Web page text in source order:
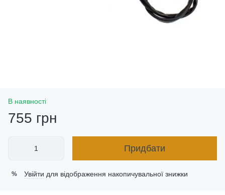
В наявності
755 грн
Придбати
% Увійти для відображення накопичувальної знижки